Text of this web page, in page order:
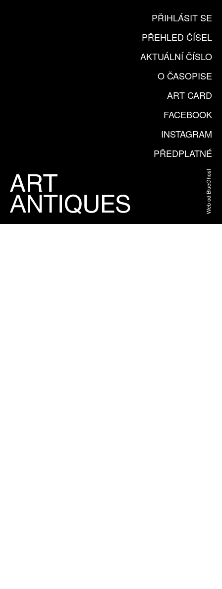
PŘIHLÁSIT SE
PŘEHLED ČÍSEL
AKTUÁLNÍ ČÍSLO
O ČASOPISE
ART CARD
FACEBOOK
INSTAGRAM
PŘEDPLATNÉ
Web od BlueGhost